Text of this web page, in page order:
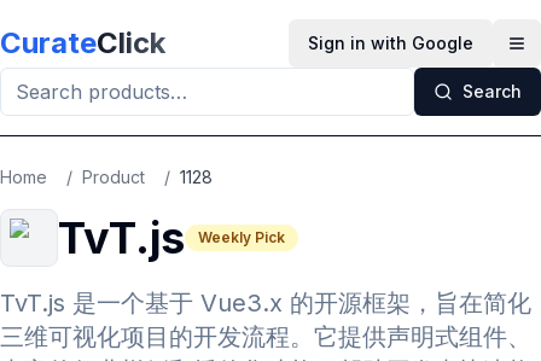
CurateClick Sign in with Google
Search
Home / Product / 1128
TvT.js Weekly Pick
TvT.js 是一个基于 Vue3.x 的开源框架，旨在简化
三维可视化项目的开发流程。它提供声明式组件、